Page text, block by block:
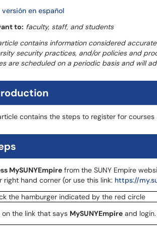
versión en español
to: faculty, staff, and students
contains information considered
security practices, and/or policies and
are scheduled on a periodic basis and will
contains the steps to register for
MySUNYEmpire from the SUNY Empire
right hand corner (or use this link: https://
on the link that says MySUNYEmpire and login.